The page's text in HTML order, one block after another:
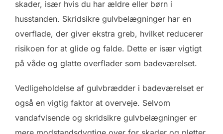
skader, især hvis du har ældre eller børn i
husstanden. Skridsikre gulvbelægninger har en
overflade, der giver ekstra greb, hvilket reducerer
risikoen for at glide og falde. Dette er især vigtigt
på våde og glatte overflader som badeværelset.
Vedligeholdelse af gulvbrædder i badeværelset er
også en vigtig faktor at overveje. Selvom
vandafvisende og skridsikre gulvbelægninger er